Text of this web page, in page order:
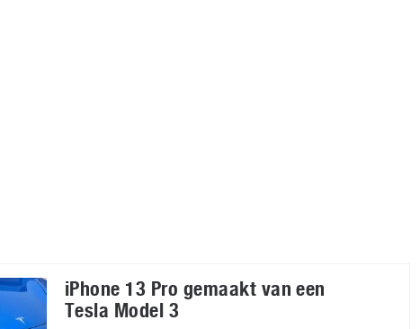
iPhone 13 Pro gemaakt van een
Tesla Model 3